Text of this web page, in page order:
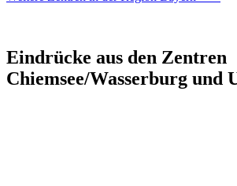
Eindrücke aus den Zentren
Chiemsee/Wasserburg und